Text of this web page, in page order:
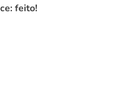
feito!